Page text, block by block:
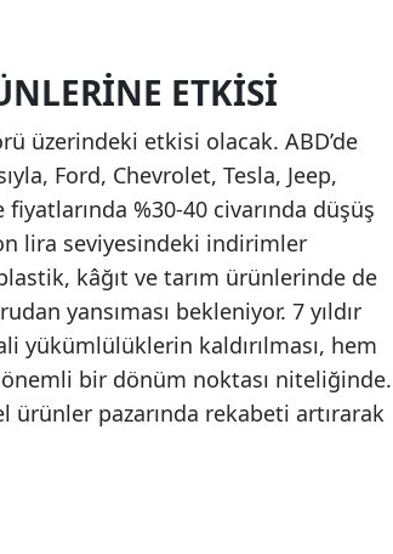
ETKISI
üzerindeki etkisi olacak. ABD’de
Ford, Chevrolet, Tesla, Jeep,
%30-40 civarında düşüş
lira seviyesindeki indirimler
kâğıt ve tarım ürünlerinde de
yansıması bekleniyor. 7 yıldır
yükümlülüklerin kaldırılması, hem
bir dönüm noktası niteliğinde.
pazarında rekabeti artırarak